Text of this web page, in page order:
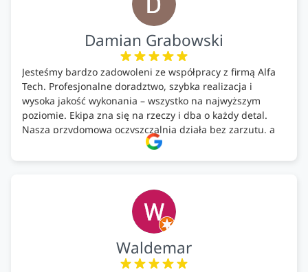
Damian Grabowski
Jesteśmy bardzo zadowoleni ze współpracy z firmą Alfa
Tech. Profesjonalne doradztwo, szybka realizacja i
wysoka jakość wykonania – wszystko na najwyższym
poziomie. Ekipa zna się na rzeczy i dba o każdy detal.
Nasza przydomowa oczyszczalnia działa bez zarzutu, a
całość została wykonana zgodnie z terminem i
ustaleniami. Z czystym sumieniem polecamy Alfa Tech
ekologicznych rozwiązań!🍀
Waldemar